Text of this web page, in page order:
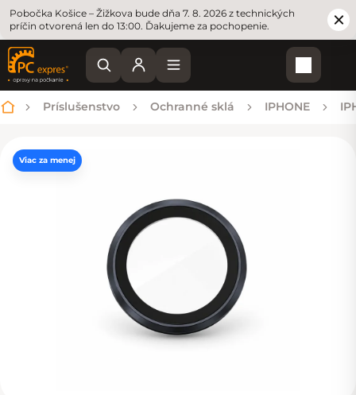
Pobočka Košice – Žižkova bude dňa 7. 8. 2026 z technických
príčin otvorená len do 13:00. Ďakujeme za pochopenie.
Domov
Príslušenstvo Ochranné sklá IPHONE
Viac za menej